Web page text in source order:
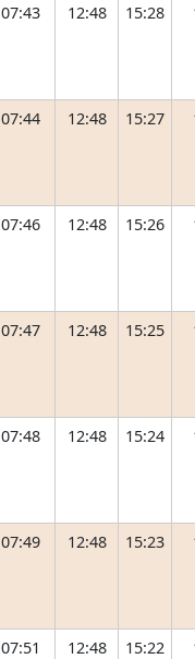
07:43 12:48 15:28
07:44 12:48 15:27
07:46 12:48 15:26
07:47 12:48 15:25
07:48 12:48 15:24
07:49 12:48 15:23
07:51 12:48 15:22